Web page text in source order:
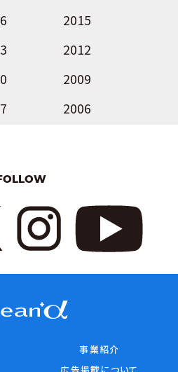
2015
2012
2009
2006
事業紹介